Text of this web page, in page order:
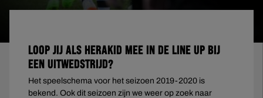
Loop jij als Herakid mee in de line up bij
een uitwedstrijd?
Het speelschema voor het seizoen 2019-2020 is
bekend. Ook dit seizoen zijn we weer op zoek naar